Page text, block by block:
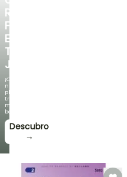
RINCÓN
FRESCO
EN
TU
JARDÍN
¡Con
nuestras
plantas
trepadoras
más
bonitas!
Descubro
→